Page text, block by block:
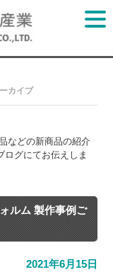
カイブ
などの新商品の紹介
ログにてお伝えしま
ルム 製作事例ご
2021年6月15日